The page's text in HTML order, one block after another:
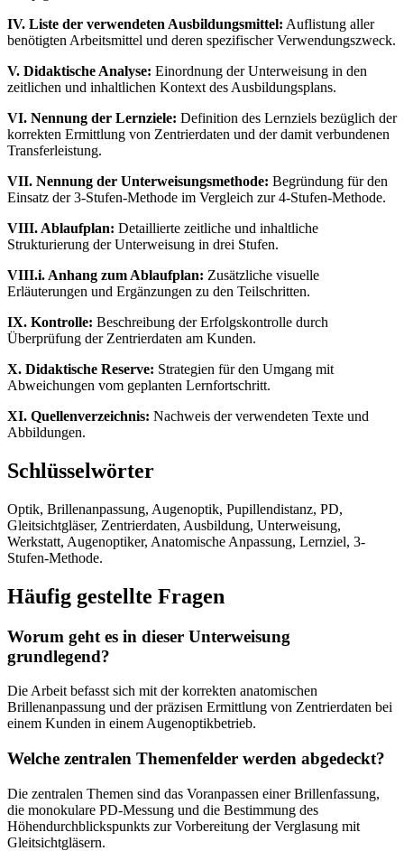
IV. Liste der verwendeten Ausbildungsmittel: Auflistung aller
benötigten Arbeitsmittel und deren spezifischer Verwendungszweck.
V. Didaktische Analyse: Einordnung der Unterweisung in den
zeitlichen und inhaltlichen Kontext des Ausbildungsplans.
VI. Nennung der Lernziele: Definition des Lernziels bezüglich der
korrekten Ermittlung von Zentrierdaten und der damit verbundenen
Transferleistung.
VII. Nennung der Unterweisungsmethode: Begründung für den
Einsatz der 3-Stufen-Methode im Vergleich zur 4-Stufen-Methode.
VIII. Ablaufplan: Detaillierte zeitliche und inhaltliche
Strukturierung der Unterweisung in drei Stufen.
VIII.i. Anhang zum Ablaufplan: Zusätzliche visuelle
Erläuterungen und Ergänzungen zu den Teilschritten.
IX. Kontrolle: Beschreibung der Erfolgskontrolle durch
Überprüfung der Zentrierdaten am Kunden.
X. Didaktische Reserve: Strategien für den Umgang mit
Abweichungen vom geplanten Lernfortschritt.
XI. Quellenverzeichnis: Nachweis der verwendeten Texte und
Abbildungen.
Schlüsselwörter
Optik, Brillenanpassung, Augenoptik, Pupillendistanz, PD,
Gleitsichtgläser, Zentrierdaten, Ausbildung, Unterweisung,
Werkstatt, Augenoptiker, Anatomische Anpassung, Lernziel, 3-
Stufen-Methode.
Häufig gestellte Fragen
Worum geht es in dieser Unterweisung
grundlegend?
Die Arbeit befasst sich mit der korrekten anatomischen
Brillenanpassung und der präzisen Ermittlung von Zentrierdaten bei
einem Kunden in einem Augenoptikbetrieb.
Welche zentralen Themenfelder werden abgedeckt?
Die zentralen Themen sind das Voranpassen einer Brillenfassung,
die monokulare PD-Messung und die Bestimmung des
Höhendurchblickspunkts zur Vorbereitung der Verglasung mit
Gleitsichtgläsern.